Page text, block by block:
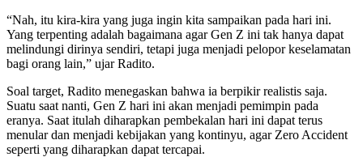
“Nah, itu kira-kira yang juga ingin kita sampaikan pada hari ini.
Yang terpenting adalah bagaimana agar Gen Z ini tak hanya dapat
melindungi dirinya sendiri, tetapi juga menjadi pelopor keselamatan
bagi orang lain,” ujar Radito.
Soal target, Radito menegaskan bahwa ia berpikir realistis saja.
Suatu saat nanti, Gen Z hari ini akan menjadi pemimpin pada
eranya. Saat itulah diharapkan pembekalan hari ini dapat terus
menular dan menjadi kebijakan yang kontinyu, agar Zero Accident
seperti yang diharapkan dapat tercapai.